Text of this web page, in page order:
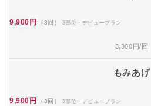
9,900円 （3回） 3部位・デビュープラン
3,300円/回
もみあげ
9,900円 （3回） 3部位・デビュープラン